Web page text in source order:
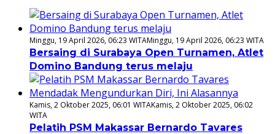
Minggu, 19 April 2026, 06:23 WITAMinggu, 19 April 2026, 06:23 WITA
Bersaing di Surabaya Open Turnamen, Atlet
Domino Bandung terus melaju
Kamis, 2 Oktober 2025, 06:01 WITAKamis, 2 Oktober 2025, 06:02
WITA
Pelatih PSM Makassar Bernardo Tavares